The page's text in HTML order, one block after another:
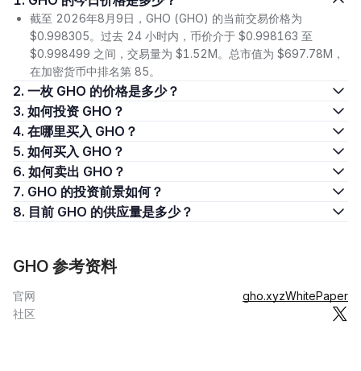
截至 2026年8月9日，GHO (GHO) 的当前交易价格为
$0.998305。过去 24 小时内，币价介于 $0.998163 至
$0.998499 之间，交易量为 $1.52M。总市值为 $697.78M，
在加密货币中排名第 85。
2. 一枚 GHO 的价格是多少？
3. 如何投资 GHO？
4. 在哪里买入 GHO？
5. 如何买入 GHO？
6. 如何卖出 GHO？
7. GHO 的投资前景如何？
8. 目前 GHO 的供应量是多少？
GHO 参考资料
官网 gho.xyzWhitePaper
社区